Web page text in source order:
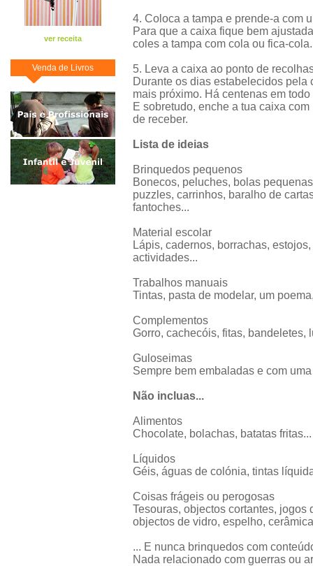
ver receita
Venda de Livros
4. Coloca a tampa e prende-a com
Para que a caixa fique bem
coles a tampa com cola ou fica-cola.
5. Leva a caixa ao ponto de
Durante os dias estabelecidos
mais próximo. Há centenas em todo
E sobretudo, enche a tua caixa
de receber.
Lista de ideias
Brinquedos pequenos
Bonecos, peluches, bolas
puzzles, carrinhos, baralho de
fantoches...
Material escolar
Lápis, cadernos, borrachas,
actividades...
Trabalhos manuais
Tintas, pasta de modelar, um
Complementos
Gorro, cachecóis, fitas, bandeletes,
Guloseimas
Sempre bem embaladas e com
Não incluas...
Alimentos
Chocolate, bolachas, batatas fritas...
Líquidos
Géis, águas de colónia, tintas
Coisas frágeis ou perogosas
Tesouras, objectos cortantes,
objectos de vidro, espelho,
... E nunca brinquedos com
Nada relacionado com guerras ou